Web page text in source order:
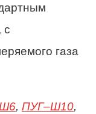
с
газа
, ПУГ–Ш10,